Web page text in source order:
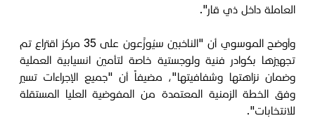
العاملة داخل ذي قار".
وأوضح الموسوي أن "الناخبين سيُوزَّعون على 35 مركز اقتراع تم
تجهيزها بكوادر فنية ولوجستية خاصة لتأمين انسيابية العملية
وضمان نزاهتها وشفافيتها"، مضيفاً أن "جميع الإجراءات تسير
وفق الخطة الزمنية المعتمدة من المفوضية العليا المستقلة
للانتخابات".